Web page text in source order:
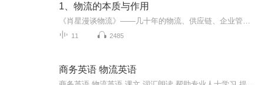
1、物流的本质与作用
11 2485
商务英语 物流英语